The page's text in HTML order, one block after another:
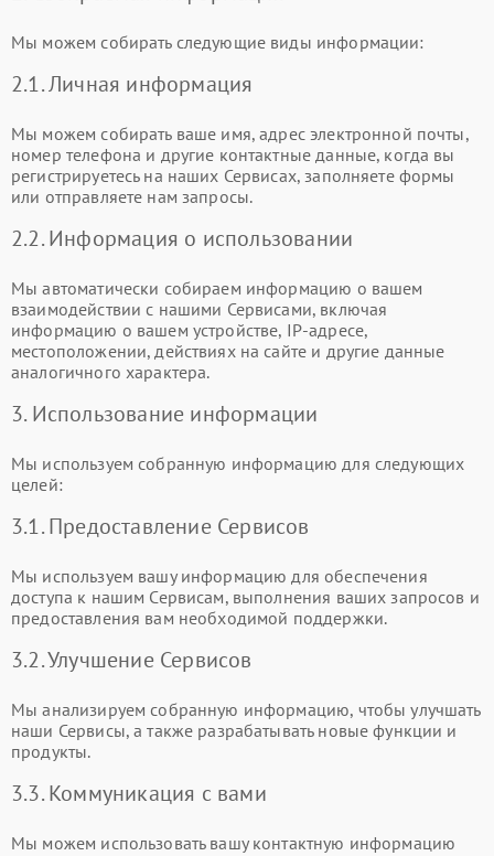
Мы можем собирать следующие виды информации:
2.1. Личная информация
Мы можем собирать ваше имя, адрес электронной почты,
номер телефона и другие контактные данные, когда вы
регистрируетесь на наших Сервисах, заполняете формы
или отправляете нам запросы.
2.2. Информация о использовании
Мы автоматически собираем информацию о вашем
взаимодействии с нашими Сервисами, включая
информацию о вашем устройстве, IP-адресе,
местоположении, действиях на сайте и другие данные
аналогичного характера.
3. Использование информации
Мы используем собранную информацию для следующих
целей:
3.1. Предоставление Сервисов
Мы используем вашу информацию для обеспечения
доступа к нашим Сервисам, выполнения ваших запросов и
предоставления вам необходимой поддержки.
3.2. Улучшение Сервисов
Мы анализируем собранную информацию, чтобы улучшать
наши Сервисы, а также разрабатывать новые функции и
продукты.
3.3. Коммуникация с вами
Мы можем использовать вашу контактную информацию